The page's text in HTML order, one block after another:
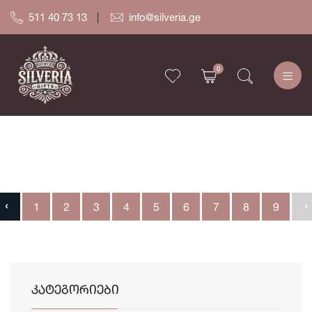
511 40 73 13 info@silveria.ge
0
ᲙᲐᲢᲔᲒᲝᲠᲘᲔᲑᲘ
‹ 1 2 3 4 5 6 7 8 9 ›